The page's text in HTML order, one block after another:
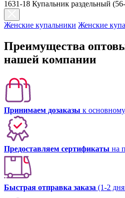
1631-18 Купальник раздельный
Женские купальники Женские
Преимущества
нашей компании
Принимаем дозаказы к основному
Предоставляем сертификаты на
Быстрая отправка заказа (1-2